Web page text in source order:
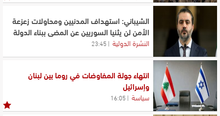
الشيباني: استهداف المدنيين ومحاولات زعزعة
الأمن لن يثنيا السوريين عن المضي ببناء الدولة
النشرة الدولية 23:45
انتهاء جولة المفاوضات في روما بين لبنان
وإسرائيل
سياسة 16:05